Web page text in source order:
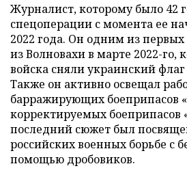
Журналист, которому было 42
спецоперации с момента ее
2022 года. Он одним из
из Волновахи в марте 2022-го,
войска сняли украинский флаг
Также он активно освещал
барражирующих боеприпасов
корректируемых боеприпасов
последний сюжет был
российских военных борьбе с
помощью дробовиков.